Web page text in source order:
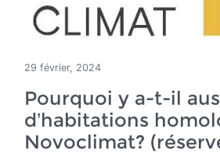
29 février, 2024
Pourquoi y a-t-il
d’habitations
Novoclimat?